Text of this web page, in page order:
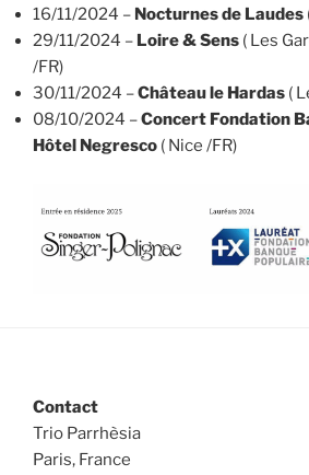
16/11/2024 – Nocturnes de Laudes
29/11/2024 – Loire & Sens ( Les
/FR)
30/11/2024 –Château le Hardas (
08/10/2024 –Concert Fondation
Hôtel Negresco ( Nice /FR)
Contact
Trio Parrhèsia
Paris, France